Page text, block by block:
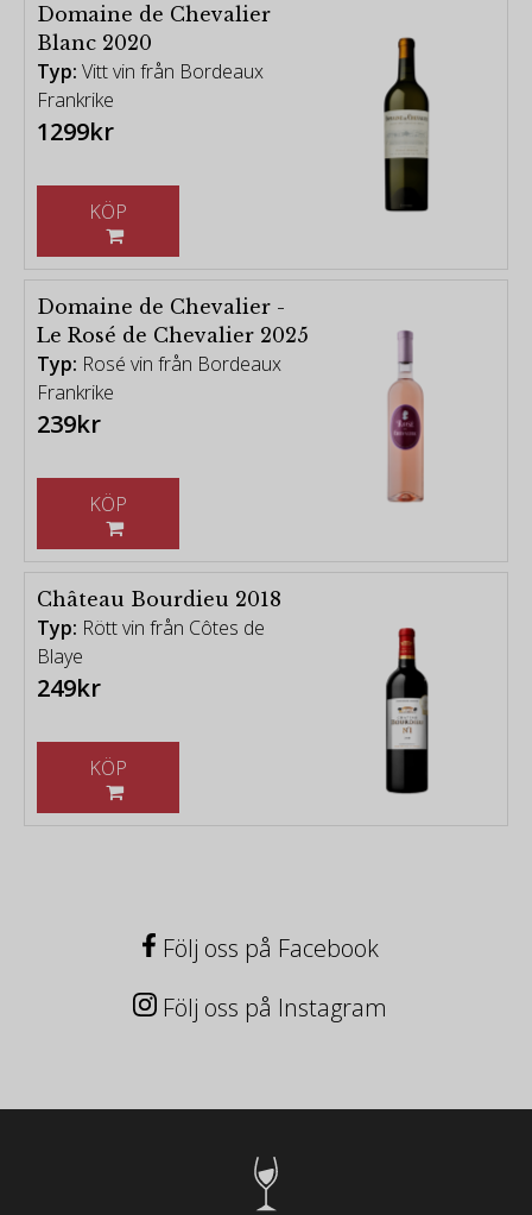
Domaine de Chevalier
Blanc 2020
Typ: Vitt vin från Bordeaux
Frankrike
1299kr
Domaine de Chevalier -
Le Rosé de Chevalier 2025
Typ: Rosé vin från Bordeaux
Frankrike
239kr
Château Bourdieu 2018
Typ: Rött vin från Côtes de
Blaye
249kr
Följ oss på Facebook
Följ oss på Instagram